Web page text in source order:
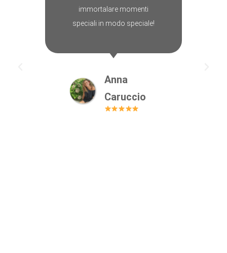
immortalare momenti
speciali in modo speciale!
Anna
Caruccio